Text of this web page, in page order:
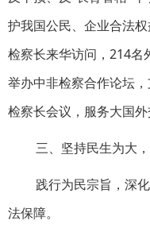
护我国公民、企业合法
检察长来华访问，214名
举办中非检察合作论坛
检察长会议，服务大国外
三、坚持民生为大
践行为民宗旨，深
法保障。